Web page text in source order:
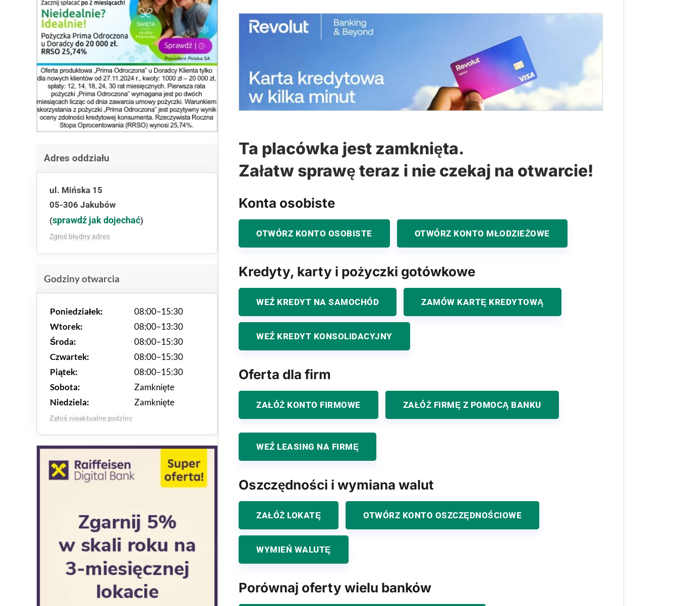
Adres oddziału
ul. Mińska 15
05-306 Jakubów
(sprawdź jak dojechać)
Zgłoś błędny adres
Godziny otwarcia
Poniedziałek:
08:00–15:30
Wtorek:
08:00–13:30
Środa:
08:00–15:30
Czwartek:
08:00–15:30
Piątek:
08:00–15:30
Sobota:
Zamknięte
Niedziela:
Zamknięte
Zgłoś nieaktualne godziny
Ta placówka jest zamknięta.
Załatw sprawę teraz i nie czekaj na otwarcie!
Konta osobiste
OTWÓRZ KONTO OSOBISTE OTWÓRZ KONTO MŁODZIEŻOWE
Kredyty, karty i pożyczki gotówkowe
WEŹ KREDYT NA SAMOCHÓD ZAMÓW KARTĘ KREDYTOWĄ
WEŹ KREDYT KONSOLIDACYJNY
Oferta dla firm
ZAŁÓŻ KONTO FIRMOWE ZAŁÓŻ FIRMĘ Z POMOCĄ BANKU
WEŹ LEASING NA FIRMĘ
Oszczędności i wymiana walut
ZAŁÓŻ LOKATĘ OTWÓRZ KONTO OSZCZĘDNOŚCIOWE
WYMIEŃ WALUTĘ
Porównaj oferty wielu banków